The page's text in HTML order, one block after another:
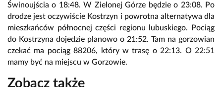
Świnoujścia o 18:48. W Zielonej Górze będzie o 23:08. Po
drodze jest oczywiście Kostrzyn i powrotna alternatywa dla
mieszkańców północnej części regionu lubuskiego. Pociąg
do Kostrzyna dojedzie planowo o 21:52. Tam na gorzowian
czekać ma pociąg 88206, który w trasę o 22:13. O 22:51
mamy być na miejscu w Gorzowie.
Zobacz także